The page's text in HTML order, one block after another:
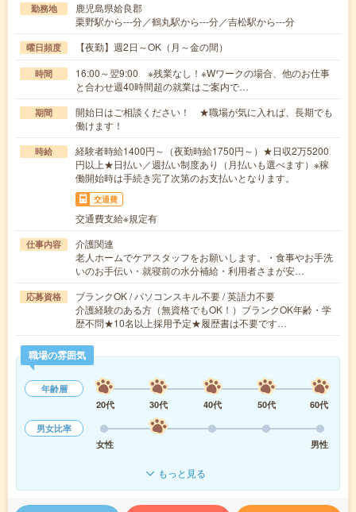
勤務地
鹿児島県姶良郡
栗野駅から---分／鶴丸駅から---分／吉松駅から---分
曜日頻度 【夜勤】週2日～OK（月～金の間）
時間
16:00～翌9:00 ※残業なし！※Wワークの場合、他のお仕事
と合わせ週40時間超の就業はご案内で…
期間
開始日はご相談ください！ ★職場が気に入れば、長期でも
働けます！
時給
経験者時給1400円～（夜勤時給1750円～）★日収2万5200
円以上★日払い／週払い制度あり（月払いも選べます）※稼
働開始時は手続き完了次第のお支払いとなります。
交通費
交通費支給※規定有
仕事内容
介護関連
老人ホームでケアスタッフをお願いします。・食事やお手洗
いのお手伝い・就寝前の水分補給・利用者さまが安…
応募資格
ブランクOK / パソコンスキル不要 / 英語力不要
介護経験のある方（無資格でもOK！）ブランクOK年齢・学
歴不問★10名以上採用予定★履歴書は不要です…
職場の雰囲気
年齢層
20代
30代 40代 50代
60代
男女比率
女性
男性
もっと見る